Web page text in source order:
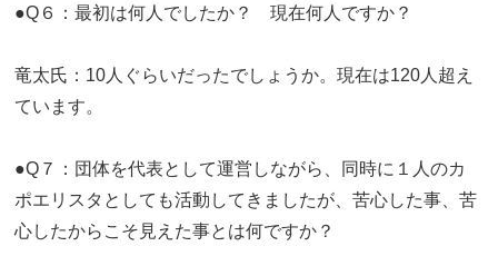
●Q６：最初は何人でしたか？ 現在何人ですか？
竜太氏：10人ぐらいだったでしょうか。現在は120人超え
ています。
●Q７：団体を代表として運営しながら、同時に１人のカ
ポエリスタとしても活動してきましたが、苦心した事、苦
心したからこそ見えた事とは何ですか？